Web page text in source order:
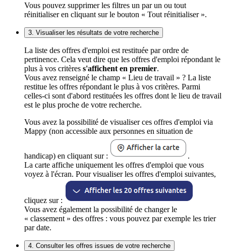
Vous pouvez supprimer les filtres un par un ou tout
réinitialiser en cliquant sur le bouton « Tout réinitialiser ».
3. Visualiser les résultats de votre recherche
La liste des offres d'emploi est restituée par ordre de
pertinence. Cela veut dire que les offres d'emploi répondant le
plus à vos critères s'affichent en premier.
Vous avez renseigné le champ « Lieu de travail » ? La liste
restitue les offres répondant le plus à vos critères. Parmi
celles-ci sont d'abord restituées les offres dont le lieu de travail
est le plus proche de votre recherche.
Vous avez la possibilité de visualiser ces offres d'emploi via
Mappy (non accessible aux personnes en situation de
handicap) en cliquant sur :
.
La carte affiche uniquement les offres d'emploi que vous
voyez à l'écran. Pour visualiser les offres d'emploi suivantes,
cliquez sur :
Vous avez également la possibilité de changer le
« classement » des offres : vous pouvez par exemple les trier
par date.
4. Consulter les offres issues de votre recherche